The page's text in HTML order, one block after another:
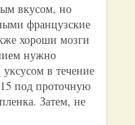
вкусом, но
французские
хороши мозги
нужно
в течение
под проточную
Затем, не